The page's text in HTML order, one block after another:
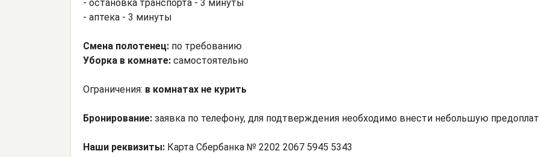
- остановка транспорта - 3 минуты
- аптека - 3 минуты
Смена полотенец: по требованию
Уборка в комнате: самостоятельно
Ограничения: в комнатах не курить
Бронирование: заявка по телефону, для подтверждения необходимо внести небольшую
Наши реквизиты: Карта Сбербанка № 2202 2067 5945 5343